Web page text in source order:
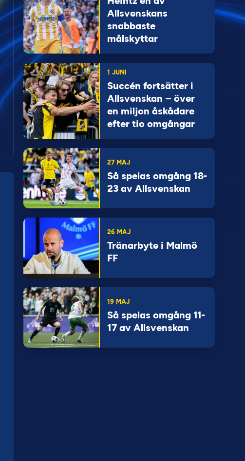
Allsvenskans
snabbaste
målskyttar
1 JUNI
Succén fortsätter i
Allsvenskan – över
en miljon åskådare
efter tio omgångar
27 MAJ
Så spelas omgång 18-
23 av Allsvenskan
26 MAJ
Tränarbyte i Malmö
FF
19 MAJ
Så spelas omgång 11-
17 av Allsvenskan